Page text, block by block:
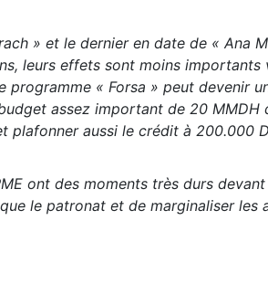
» et le dernier en date de « Ana
leurs effets sont moins importants
programme « Forsa » peut devenir
assez important de 20 MMDH
plafonner aussi le crédit à 200.000
ont des moments très durs
le patronat et de marginaliser les